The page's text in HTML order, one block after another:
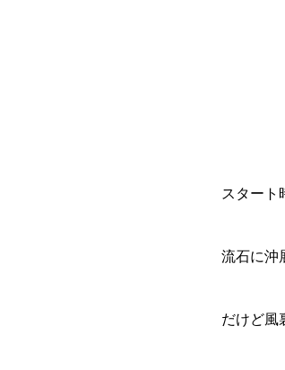
スタート
流石に沖
だけど風